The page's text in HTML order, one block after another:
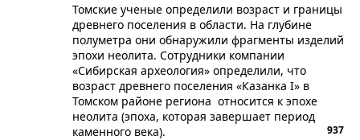
​Томские ученые определили возраст и границы
древнего поселения в области. На глубине
полуметра они обнаружили фрагменты изделий
эпохи неолита. Сотрудники компании
«Сибирская археология» определили, что
возраст древнего поселения «Казанка I» в
Томском районе региона относится к эпохе
неолита (эпоха, которая завершает период
каменного века).
937